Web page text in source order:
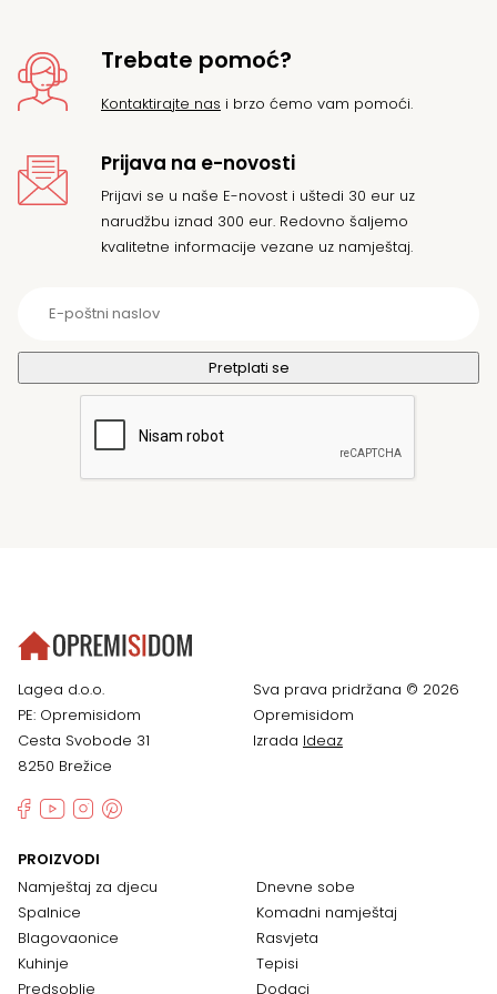
Trebate pomoć?
Kontaktirajte nas i brzo ćemo vam pomoći.
Prijava na e-novosti
Prijavi se u naše E-novost i uštedi 30 eur uz
narudžbu iznad 300 eur. Redovno šaljemo
kvalitetne informacije vezane uz namještaj.
Lagea d.o.o.
PE: Opremisidom
Cesta Svobode 31
8250 Brežice
Sva prava pridržana © 2026
Opremisidom
Izrada Ideaz
PROIZVODI
Namještaj za djecu
Spalnice
Blagovaonice
Kuhinje
Predsoblje
Dnevne sobe
Komadni namještaj
Rasvjeta
Tepisi
Dodaci